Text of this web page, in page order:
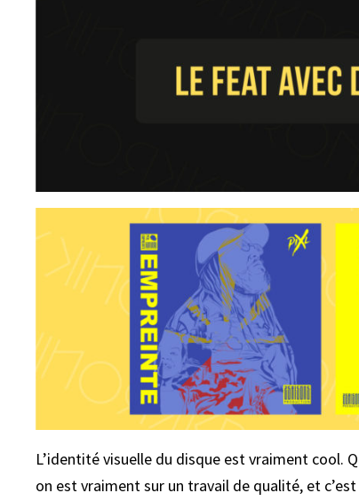
L’identité visuelle du disque est vraiment cool.
on est vraiment sur un travail de qualité, et